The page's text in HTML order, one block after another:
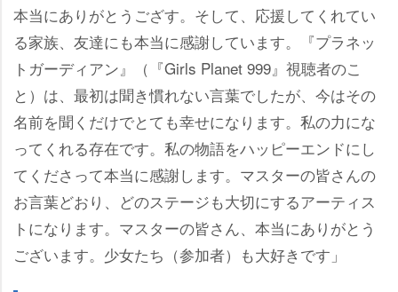
本当にありがとうござす。そして、応援してくれてい
る家族、友達にも本当に感謝しています。『プラネッ
トガーディアン』（『Girls Planet 999』視聴者のこ
と）は、最初は聞き慣れない言葉でしたが、今はその
名前を聞くだけでとても幸せになります。私の力にな
ってくれる存在です。私の物語をハッピーエンドにし
てくださって本当に感謝します。マスターの皆さんの
お言葉どおり、どのステージも大切にするアーティス
トになります。マスターの皆さん、本当にありがとう
ございます。少女たち（参加者）も大好きです」